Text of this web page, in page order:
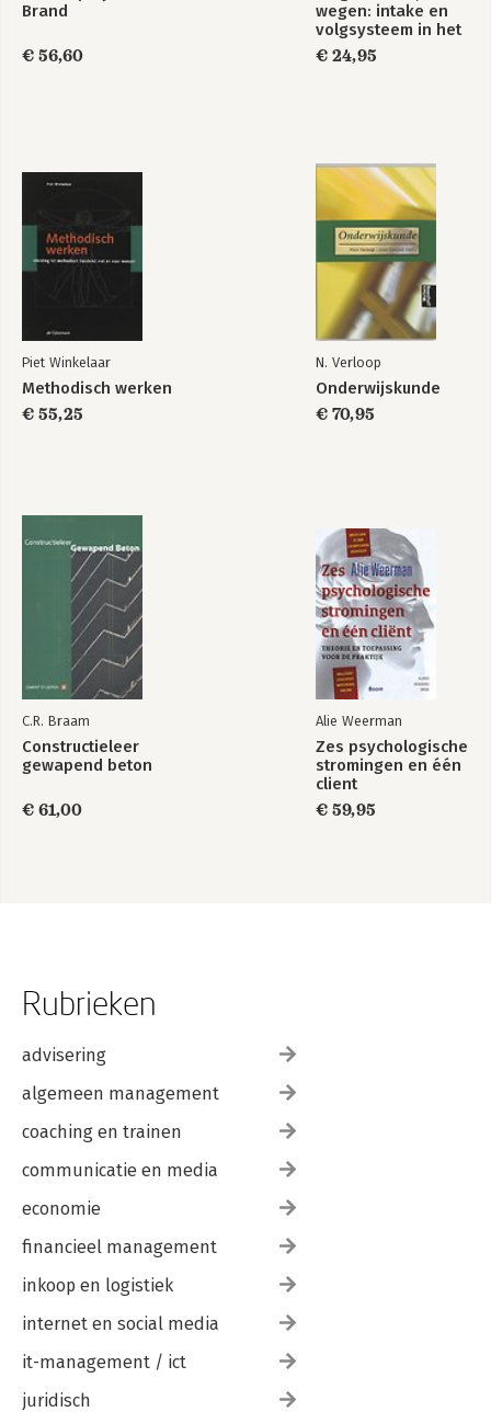
Reeds verschenen Communicatie Dossiers
Brand
€ 56,60
wegen: intake en
volgsysteem in het
maatschappelijk
werk (1e druk 2007)
€ 24,95
Piet Winkelaar
Methodisch werken
€ 55,25
N. Verloop
Onderwijskunde
€ 70,95
C.R. Braam
Constructieleer
gewapend beton
€ 61,00
Alie Weerman
Zes psychologische
stromingen en één
client
€ 59,95
Rubrieken
advisering
algemeen management
coaching en trainen
communicatie en media
economie
financieel management
inkoop en logistiek
internet en social media
it-management / ict
juridisch